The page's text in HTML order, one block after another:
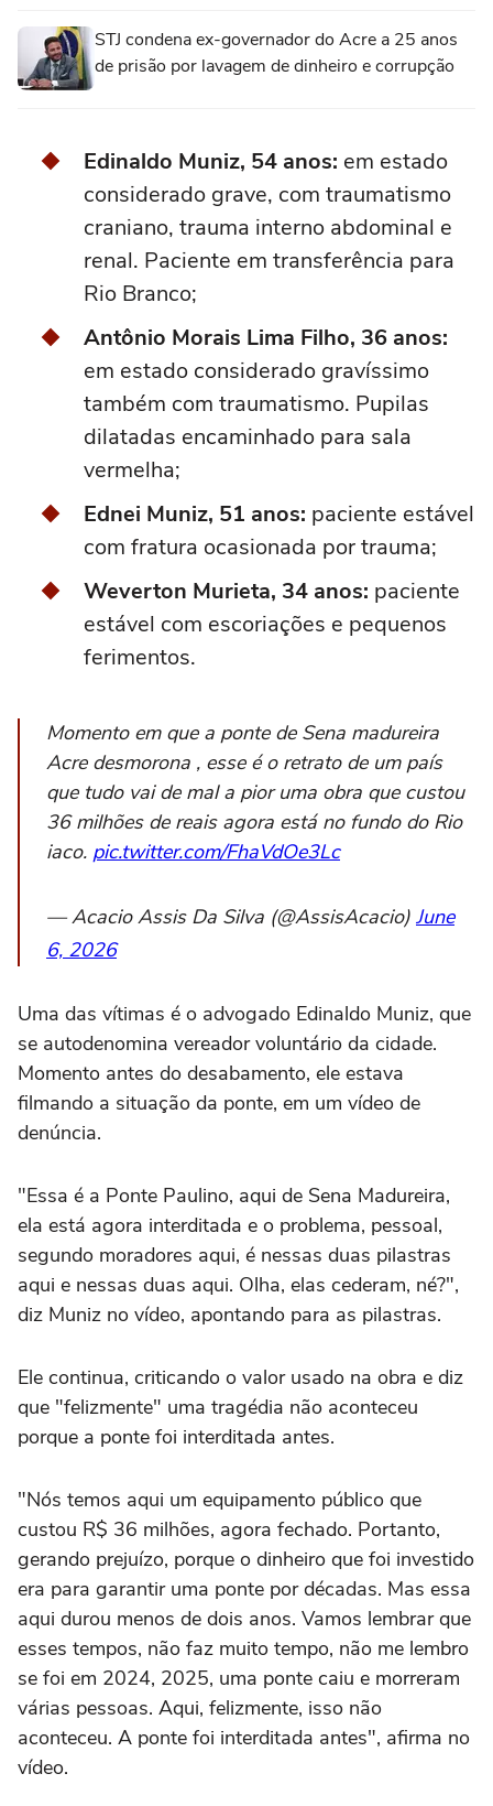
STJ condena ex-governador do Acre a 25 anos
de prisão por lavagem de dinheiro e corrupção
Edinaldo Muniz, 54 anos: em estado
considerado grave, com traumatismo
craniano, trauma interno abdominal e
renal. Paciente em transferência para
Rio Branco;
Antônio Morais Lima Filho, 36 anos:
em estado considerado gravíssimo
também com traumatismo. Pupilas
dilatadas encaminhado para sala
vermelha;
Ednei Muniz, 51 anos: paciente estável
com fratura ocasionada por trauma;
Weverton Murieta, 34 anos: paciente
estável com escoriações e pequenos
ferimentos.
Momento em que a ponte de Sena madureira
Acre desmorona , esse é o retrato de um país
que tudo vai de mal a pior uma obra que custou
36 milhões de reais agora está no fundo do Rio
iaco. pic.twitter.com/FhaVdOe3Lc
— Acacio Assis Da Silva (@AssisAcacio) June
6, 2026
Uma das vítimas é o advogado Edinaldo Muniz, que
se autodenomina vereador voluntário da cidade.
Momento antes do desabamento, ele estava
filmando a situação da ponte, em um vídeo de
denúncia.
"Essa é a Ponte Paulino, aqui de Sena Madureira,
ela está agora interditada e o problema, pessoal,
segundo moradores aqui, é nessas duas pilastras
aqui e nessas duas aqui. Olha, elas cederam, né?",
diz Muniz no vídeo, apontando para as pilastras.
Ele continua, criticando o valor usado na obra e diz
que "felizmente" uma tragédia não aconteceu
porque a ponte foi interditada antes.
"Nós temos aqui um equipamento público que
custou R$ 36 milhões, agora fechado. Portanto,
gerando prejuízo, porque o dinheiro que foi investido
era para garantir uma ponte por décadas. Mas essa
aqui durou menos de dois anos. Vamos lembrar que
esses tempos, não faz muito tempo, não me lembro
se foi em 2024, 2025, uma ponte caiu e morreram
várias pessoas. Aqui, felizmente, isso não
aconteceu. A ponte foi interditada antes", afirma no
vídeo.